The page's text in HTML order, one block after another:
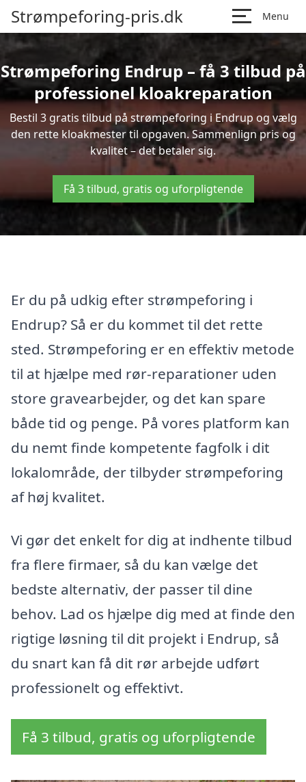
Strømpeforing-pris.dk Menu
Strømpeforing Endrup – få 3 tilbud på
professionel kloakreparation
Bestil 3 gratis tilbud på strømpeforing i Endrup og vælg
den rette kloakmester til opgaven. Sammenlign pris og
kvalitet – det betaler sig.
Få 3 tilbud, gratis og uforpligtende
Er du på udkig efter strømpeforing i
Endrup? Så er du kommet til det rette
sted. Strømpeforing er en effektiv metode
til at hjælpe med rør-reparationer uden
store gravearbejder, og det kan spare
både tid og penge. På vores platform kan
du nemt finde kompetente fagfolk i dit
lokalområde, der tilbyder strømpeforing
af høj kvalitet.
Vi gør det enkelt for dig at indhente tilbud
fra flere firmaer, så du kan vælge det
bedste alternativ, der passer til dine
behov. Lad os hjælpe dig med at finde den
rigtige løsning til dit projekt i Endrup, så
du snart kan få dit rør arbejde udført
professionelt og effektivt.
Få 3 tilbud, gratis og uforpligtende